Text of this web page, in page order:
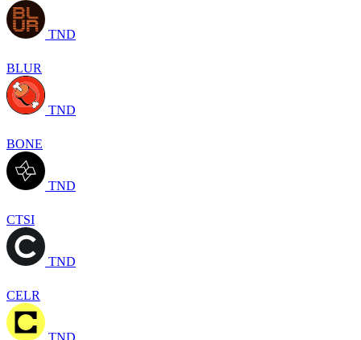
TND
BLUR
TND
BONE
TND
CTSI
TND
CELR
TND